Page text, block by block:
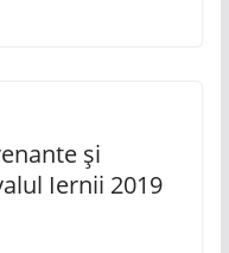
și
Iernii 2019